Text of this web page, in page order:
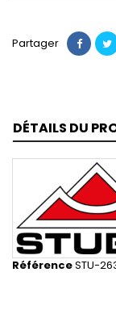
Partager
DÉTAILS DU
RéférenceSTU-